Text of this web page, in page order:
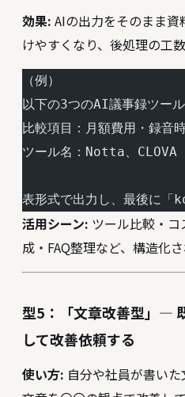
効果: AIの出力をそのまま
けやすくなり、後処理の工数
（例）
以下の3つのAI議事録ツー
比較項目：月額費用・録音
ツール名：Notta、CLOVA
表形式で出力し、最後に
活用シーン: ツール比較・
成・FAQ整理など、構造化
型5：「文章改善型」―
して改善依頼する
使い方: 自分や社員が書い